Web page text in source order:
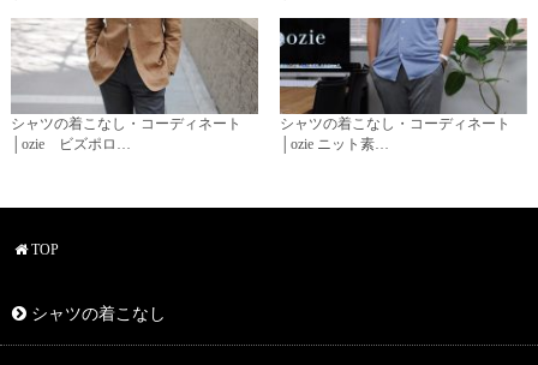
シャツの着こなし・コーディネート
│ozie ビズポロ…
シャツの着こなし・コーディネート
│ozie ニット素…
TOP
シャツの着こなし